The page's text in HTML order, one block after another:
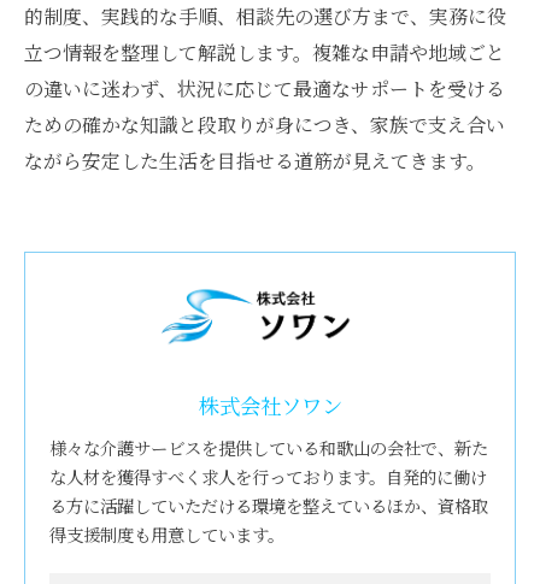
的制度、実践的な手順、相談先の選び方まで、実務に役
立つ情報を整理して解説します。複雑な申請や地域ごと
の違いに迷わず、状況に応じて最適なサポートを受ける
ための確かな知識と段取りが身につき、家族で支え合い
ながら安定した生活を目指せる道筋が見えてきます。
株式会社ソワン
様々な介護サービスを提供している和歌山の会社で、新た
な人材を獲得すべく求人を行っております。自発的に働け
る方に活躍していただける環境を整えているほか、資格取
得支援制度も用意しています。